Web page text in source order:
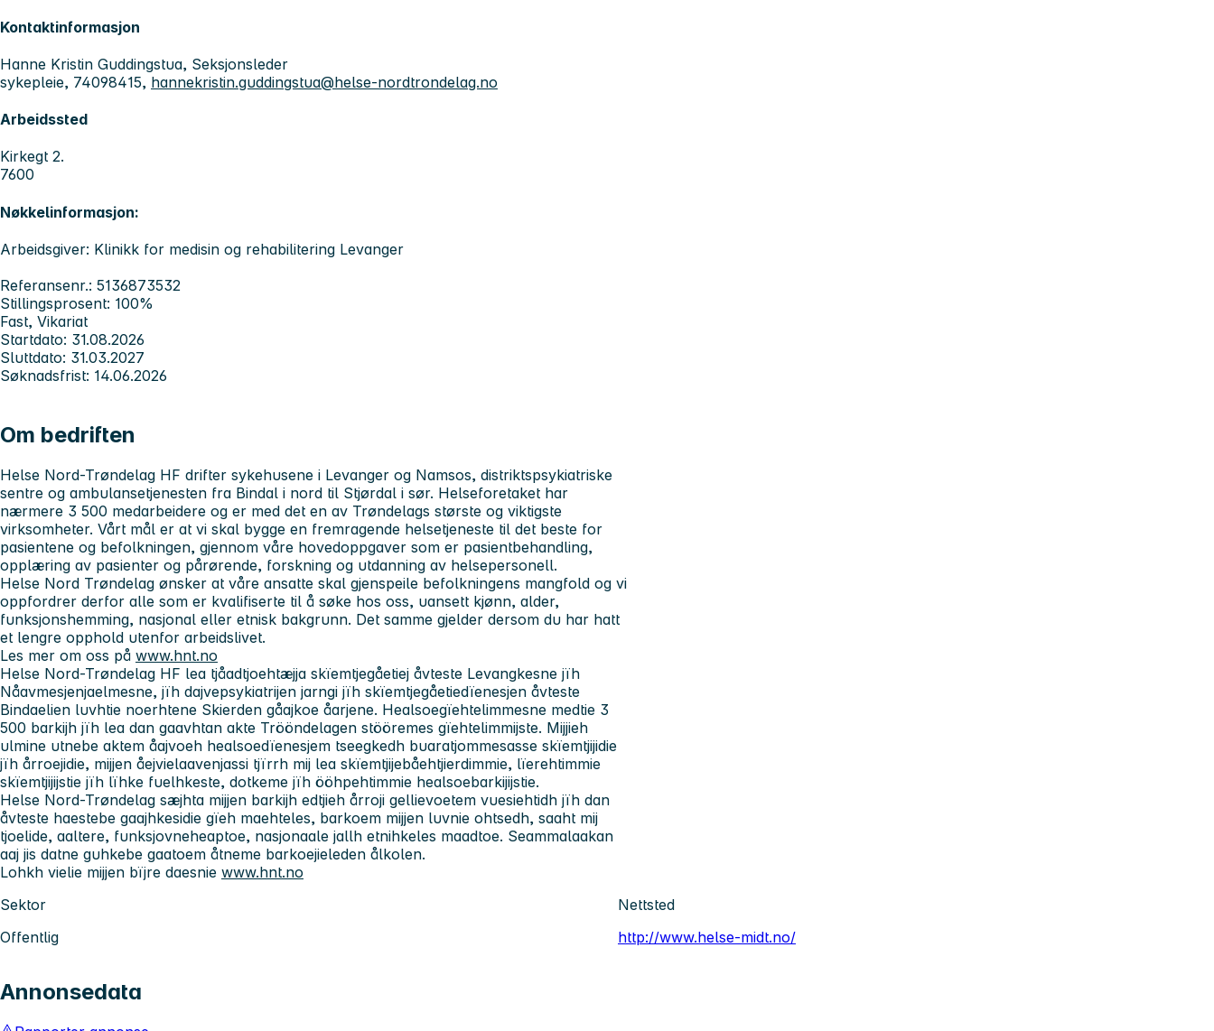
Kontaktinformasjon
Hanne Kristin Guddingstua, Seksjonsleder
sykepleie, 74098415, hannekristin.guddingstua@helse-nordtrondelag.no
Arbeidssted
Kirkegt 2.
7600
Nøkkelinformasjon:
Arbeidsgiver: Klinikk for medisin og rehabilitering Levanger
Referansenr.: 5136873532
Stillingsprosent: 100%
Fast, Vikariat
Startdato: 31.08.2026
Sluttdato: 31.03.2027
Søknadsfrist: 14.06.2026
Om bedriften
Helse Nord-Trøndelag HF drifter sykehusene i Levanger og Namsos, distriktspsykiatriske
sentre og ambulansetjenesten fra Bindal i nord til Stjørdal i sør. Helseforetaket har
nærmere 3 500 medarbeidere og er med det en av Trøndelags største og viktigste
virksomheter. Vårt mål er at vi skal bygge en fremragende helsetjeneste til det beste for
pasientene og befolkningen, gjennom våre hovedoppgaver som er pasientbehandling,
opplæring av pasienter og pårørende, forskning og utdanning av helsepersonell.
Helse Nord Trøndelag ønsker at våre ansatte skal gjenspeile befolkningens mangfold og vi
oppfordrer derfor alle som er kvalifiserte til å søke hos oss, uansett kjønn, alder,
funksjonshemming, nasjonal eller etnisk bakgrunn. Det samme gjelder dersom du har hatt
et lengre opphold utenfor arbeidslivet.
Les mer om oss på www.hnt.no
Helse Nord-Trøndelag HF lea tjåadtjoehtæjja skïemtjegåetiej åvteste Levangkesne jïh
Nåavmesjenjaelmesne, jïh dajvepsykiatrijen jarngi jïh skïemtjegåetiedïenesjen åvteste
Bindaelien luvhtie noerhtene Skierden gåajkoe åarjene. Healsoegïehtelimmesne medtie 3
500 barkijh jïh lea dan gaavhtan akte Trööndelagen stööremes gïehtelimmijste. Mijjieh
ulmine utnebe aktem åajvoeh healsoedïenesjem tseegkedh buaratjommesasse skïemtjijidie
jïh årroejidie, mijjen åejvielaavenjassi tjïrrh mij lea skïemtjijebåehtjierdimmie, lïerehtimmie
skïemtjijijstie jïh lïhke fuelhkeste, dotkeme jïh ööhpehtimmie healsoebarkijijstie.
Helse Nord-Trøndelag sæjhta mijjen barkijh edtjieh årroji gellievoetem vuesiehtidh jïh dan
åvteste haestebe gaajhkesidie gïeh maehteles, barkoem mijjen luvnie ohtsedh, saaht mij
tjoelide, aaltere, funksjovneheaptoe, nasjonaale jallh etnihkeles maadtoe. Seammalaakan
aaj jis datne guhkebe gaatoem åtneme barkoejieleden ålkolen.
Lohkh vielie mijjen bïjre daesnie www.hnt.no
Sektor
Offentlig
Nettsted
http://www.helse-midt.no/
Annonsedata